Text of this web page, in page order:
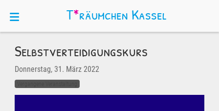
Selbstverteidigungskurs
Donnerstag, 31. März 2022
T*räumchen Kassel